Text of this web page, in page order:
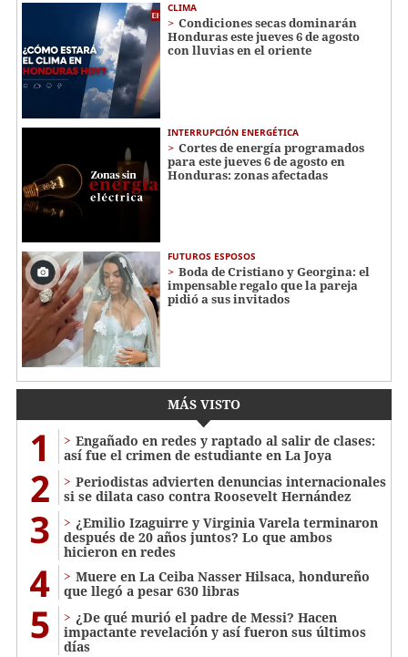
CLIMA
Condiciones secas dominarán
Honduras este jueves 6 de agosto
con lluvias en el oriente
INTERRUPCIÓN ENERGÉTICA
Cortes de energía programados
para este jueves 6 de agosto en
Honduras: zonas afectadas
FUTUROS ESPOSOS
Boda de Cristiano y Georgina: el
impensable regalo que la pareja
pidió a sus invitados
MÁS VISTO
1
Engañado en redes y raptado al salir de clases:
así fue el crimen de estudiante en La Joya
2
Periodistas advierten denuncias internacionales
si se dilata caso contra Roosevelt Hernández
3
¿Emilio Izaguirre y Virginia Varela terminaron
después de 20 años juntos? Lo que ambos
hicieron en redes
4
Muere en La Ceiba Nasser Hilsaca, hondureño
que llegó a pesar 630 libras
5
¿De qué murió el padre de Messi? Hacen
impactante revelación y así fueron sus últimos
días